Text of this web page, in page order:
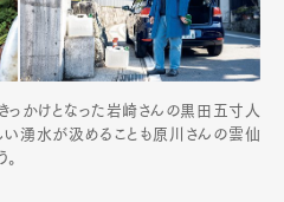
っかけとなった岩崎さんの黒田五寸人
い湧水が汲めることも原川さんの雲仙